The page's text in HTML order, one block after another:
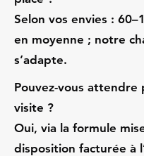
Selon vos envies :
en moyenne ; notre
s’adapte.
Pouvez-vous attendre
visite ?
Oui, via la formule
disposition facturée à